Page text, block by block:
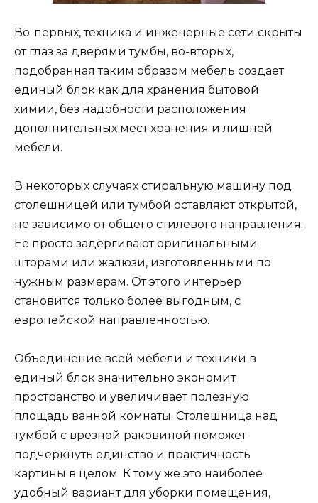
Во-первых, техника и инженерные сети скрыты
от глаз за дверями тумбы, во-вторых,
подобранная таким образом мебель создает
единый блок как для хранения бытовой
химии, без надобности расположения
дополнительных мест хранения и лишней
мебели.
В некоторых случаях стиральную машину под
столешницей или тумбой оставляют открытой,
не зависимо от общего стилевого направления.
Ее просто задергивают оригинальными
шторами или жалюзи, изготовленными по
нужным размерам. От этого интерьер
становится только более выгодным, с
европейской направленностью.
Объединение всей мебели и техники в
единый блок значительно экономит
пространство и увеличивает полезную
площадь ванной комнаты. Столешница над
тумбой с врезной раковиной поможет
подчеркнуть единство и практичность
картины в целом. К тому же это наиболее
удобный вариант для уборки помещения,